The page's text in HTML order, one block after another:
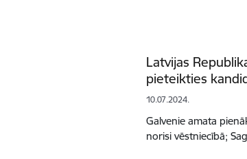
Latvijas
pieteikties
10.07.2024.
Galvenie amata
norisi vēstniecībā;